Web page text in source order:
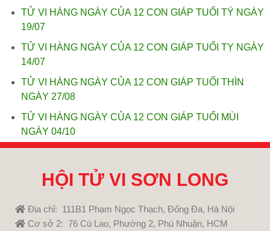
TỬ VI HÀNG NGÀY CỦA 12 CON GIÁP TUỔI TÝ NGÀY
19/07
TỬ VI HÀNG NGÀY CỦA 12 CON GIÁP TUỔI TỴ NGÀY
14/07
TỬ VI HÀNG NGÀY CỦA 12 CON GIÁP TUỔI THÌN
NGÀY 27/08
TỬ VI HÀNG NGÀY CỦA 12 CON GIÁP TUỔI MÙI
NGÀY 04/10
HỘI TỬ VI SƠN LONG
Địa chỉ: 111B1 Phạm Ngọc Thạch, Đống Đa, Hà Nội
Cơ sở 2: 76 Cù Lao, Phường 2, Phú Nhuận, HCM